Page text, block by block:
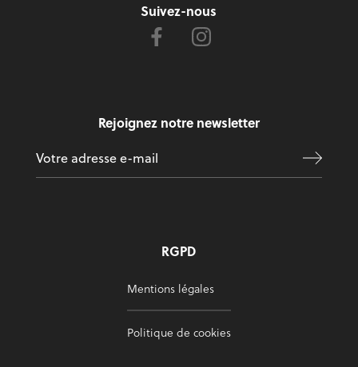
Suivez-nous
Rejoignez notre newsletter
RGPD
Mentions légales
Politique de cookies